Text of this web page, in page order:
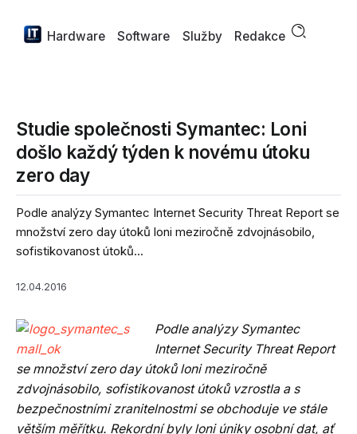
Hardware Software Služby Redakce
Studie společnosti Symantec: Loni
došlo každý týden k novému útoku
zero day
Podle analýzy Symantec Internet Security Threat Report se
množství zero day útoků loni meziročně zdvojnásobilo,
sofistikovanost útoků...
12.04.2016
Podle analýzy Symantec
Internet Security Threat Report
se množství zero day útoků loni meziročně
zdvojnásobilo, sofistikovanost útoků vzrostla a s
bezpečnostními zranitelnostmi se obchoduje ve stále
větším měřítku. Rekordní byly loni úniky osobní dat, ať